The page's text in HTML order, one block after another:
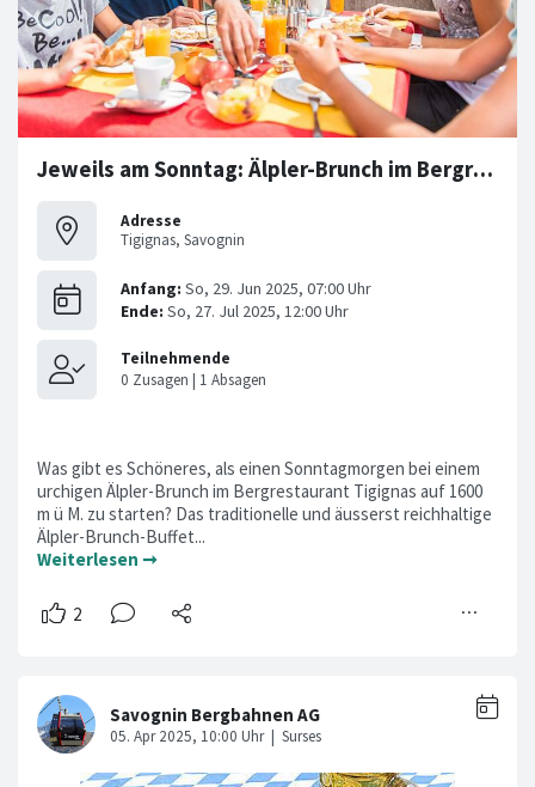
Jeweils am Sonntag: Älpler-Brunch im Bergrestaurant Tigignas
Adresse
Tigignas, Savognin
Was gibt es Schöneres, als einen Sonntagmorgen bei einem
urchigen Älpler-Brunch im Bergrestaurant Tigignas auf 1600
m ü M. zu starten? Das traditionelle und äusserst reichhaltige
Älpler-Brunch-Buffet...
Weiterlesen ➞